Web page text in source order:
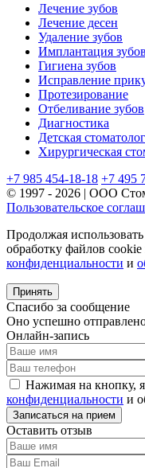
Лечение зубов
Лечение десен
Удаление зубов
Имплантация зубов
Гигиена зубов
Исправление
Протезирование
Отбеливание зубов
Диагностика
Детская
Хирургическая
+7 985 454-18-18 +7 495
© 1997 - 2026 | ООО
Пользовательское
Продолжая
обработку файлов cookie
конфиденциальности и
Принять
Спасибо за сообщение
Оно успешно
Онлайн-запись
Нажимая на кнопку,
конфиденциальности и
Оставить отзыв